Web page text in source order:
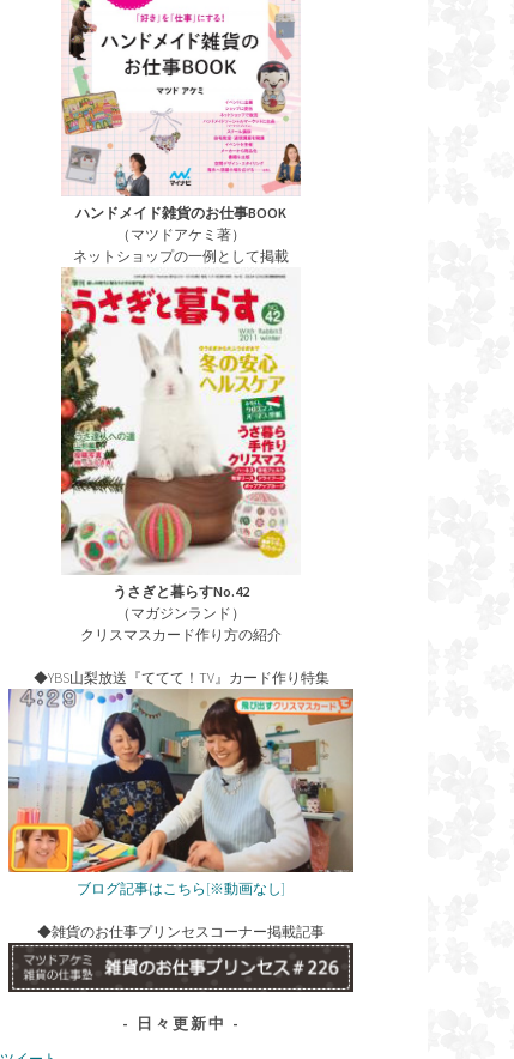
ハンドメイド雑貨のお仕事BOOK
（マツドアケミ著）
ネットショップの一例として掲載
うさぎと暮らすNo.42
（マガジンランド）
クリスマスカード作り方の紹介
◆YBS山梨放送『ててて！TV』カード作り特集
ブログ記事はこちら[※動画なし]
◆雑貨のお仕事プリンセスコーナー掲載記事
日々更新中